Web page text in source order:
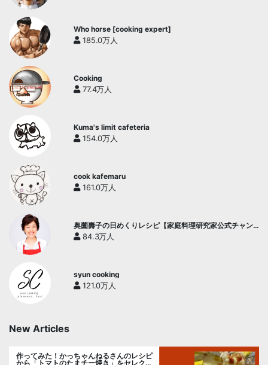
Who horse [cooking expert]
185.0万人
Cooking
77.4万人
Kuma's limit cafeteria
154.0万人
cook kafemaru
161.0万人
奥薗壽子の日めくりレシピ【家庭料理研究家公式チャン
ネル】
84.3万人
syun cooking
121.0万人
New Articles
作ってみた！かっちゃんねるさんのレシピ
から「トマトのたまチー焼き」をセレク